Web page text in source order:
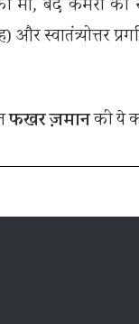
स्वातंत्र्योत्तर
फखर ज़मानकी ये